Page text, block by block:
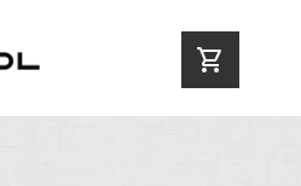
shopping_cart